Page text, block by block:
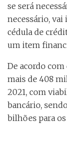
se será
necessário,
cédula de
um item
De acordo com
mais de 408
2021, com
bancário,
bilhões para